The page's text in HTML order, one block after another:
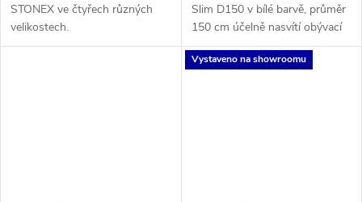
STONEX ve čtyřech různých
velikostech.
Slim D150 v bílé barvě, průměr
150 cm účelně nasvítí obývací
pokoj, kuchyň nebo jídelní stůl.
Materiál hliník s práškově
Vystaveno na showroomu